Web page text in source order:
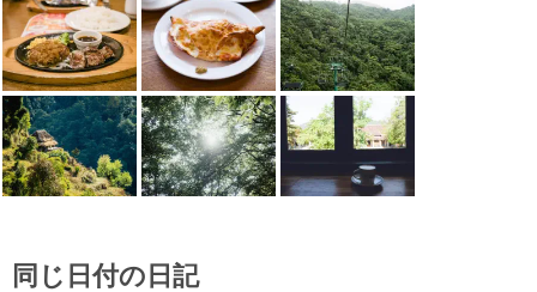
同じ日付の日記